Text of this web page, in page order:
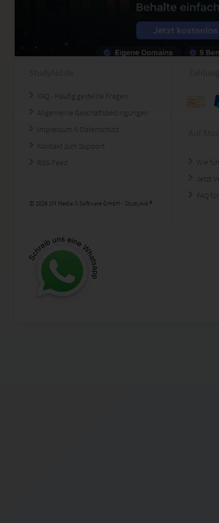
FAQ - Häufig gestellte Fragen
Allgemeine Geschäftsbedingungen
Impressum & Datenschutz
Kontakt zum Support
RSS-Feed
© 2026 1M Media & Software GmbH - StudyAid ®
Wie
Jetzt
FAQ